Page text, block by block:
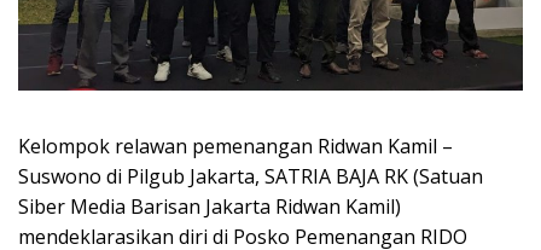
Kelompok relawan pemenangan Ridwan Kamil –
Suswono di Pilgub Jakarta, SATRIA BAJA RK (Satuan
Siber Media Barisan Jakarta Ridwan Kamil)
mendeklarasikan diri di Posko Pemenangan RIDO